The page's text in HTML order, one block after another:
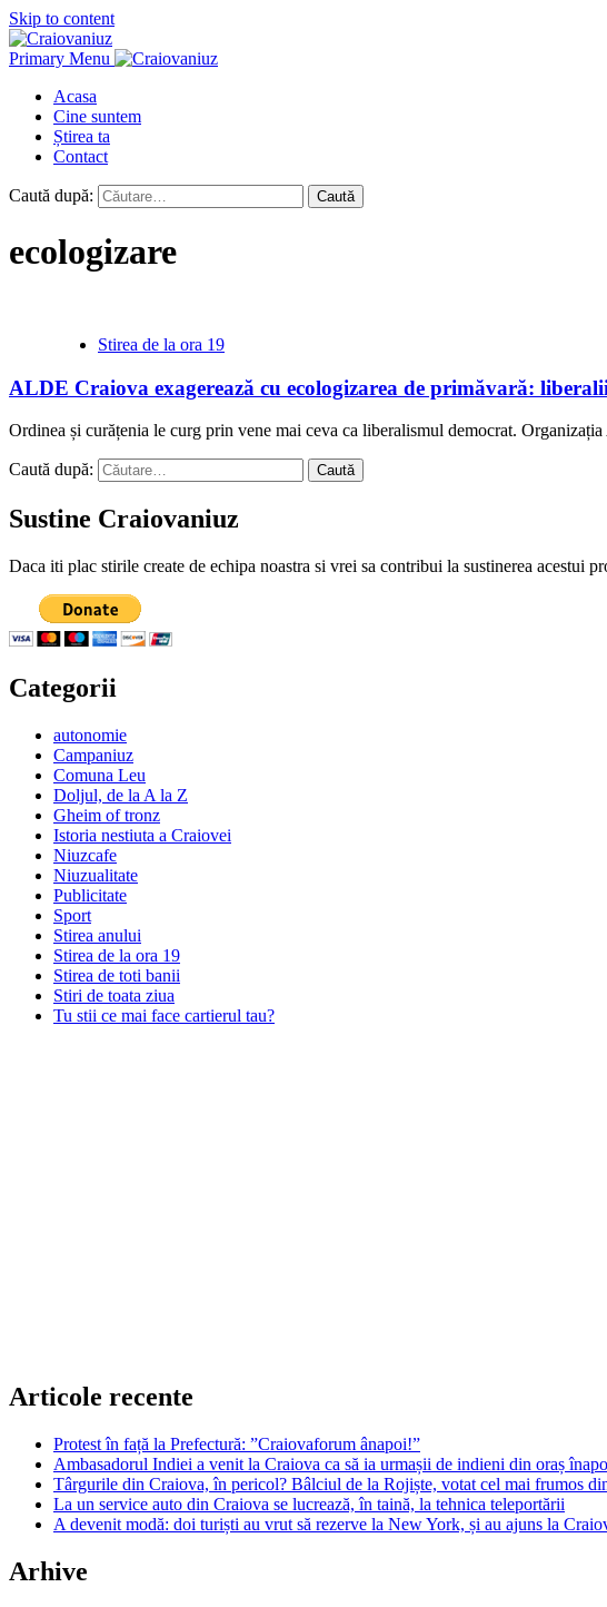
Skip to content
Primary Menu
Acasa
Cine suntem
Știrea ta
Contact
Caută după:
ecologizare
Stirea de la ora 19
ALDE Craiova exagerează cu ecologizarea de primăvară:
Ordinea și curățenia le curg prin vene mai ceva ca liberalismul democrat.
Caută după:
Sustine Craiovaniuz
Daca iti plac stirile create de echipa noastra si vrei sa contribui la sustinerea acestui
Categorii
autonomie
Campaniuz
Comuna Leu
Doljul, de la A la Z
Gheim of tronz
Istoria nestiuta a Craiovei
Niuzcafe
Niuzualitate
Publicitate
Sport
Stirea anului
Stirea de la ora 19
Stirea de toti banii
Stiri de toata ziua
Tu stii ce mai face cartierul tau?
Articole recente
Protest în față la Prefectură: ”Craiovaforum ânapoi!”
Ambasadorul Indiei a venit la Craiova ca să ia urmașii de indieni din oraș
Târgurile din Craiova, în pericol? Bâlciul de la Rojiște, votat cel mai frumos
La un service auto din Craiova se lucrează, în taină, la tehnica teleportării
A devenit modă: doi turiști au vrut să rezerve la New York, și au ajuns la
Arhive